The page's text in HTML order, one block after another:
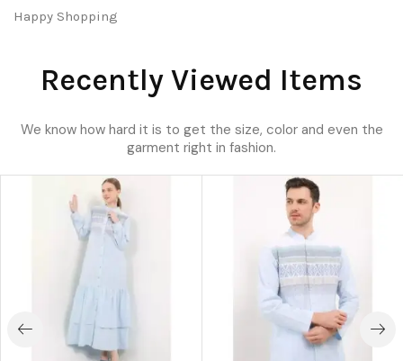
Happy Shopping
Recently Viewed Items
We know how hard it is to get the size, color and even the
garment right in fashion.